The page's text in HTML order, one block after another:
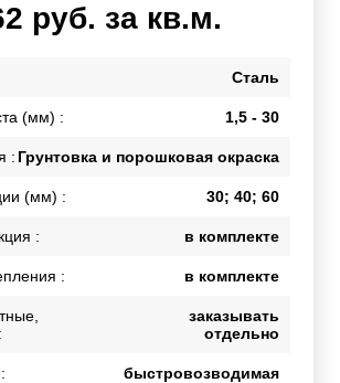
руб. за кв.м.
Сталь
(мм) : 1,5 - 30
: Грунтовка и порошковая окраска
(мм) : 30; 40; 60
: в комплекте
: в комплекте
заказывать
отдельно
быстровозводимая